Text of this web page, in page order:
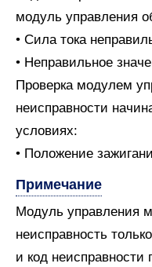
модуль управления
• Сила тока
• Неправильное
Проверка модулем
неисправности
условиях:
• Положение
Примечание
Модуль управления
неисправность
и код неисправности